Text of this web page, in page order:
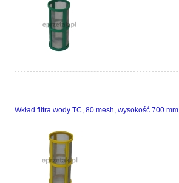
Wkład filtra wody TC, 80 mesh, wysokość 700 mm